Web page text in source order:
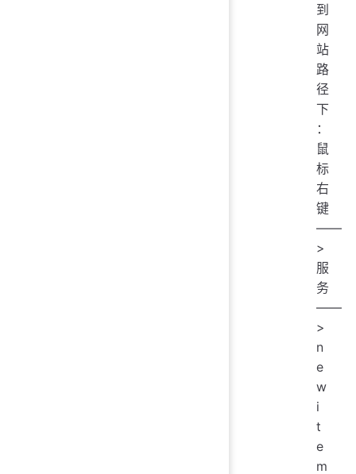
到
网
站
路
径
下
：
鼠
标
右
键
——
>
服
务
——
>
n
e
w
i
t
e
m